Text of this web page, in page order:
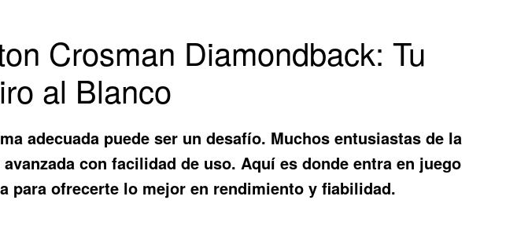
Crosman Diamondback: Tu
al Blanco
adecuada puede ser un desafío. Muchos entusiastas de la
con facilidad de uso. Aquí es donde entra en juego
para ofrecerte lo mejor en rendimiento y fiabilidad.